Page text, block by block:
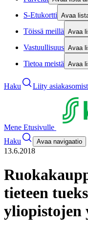
S-Etukortti Avaa
Töissä meillä Avaa
Vastuullisuus Avaa
Tietoa meistä Avaa
Haku Liity
Mene Etusivulle
Haku
Avaa navigaatio
13.6.2018
tieteen
yliopistojen